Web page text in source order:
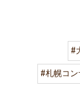
#
#札幌コ